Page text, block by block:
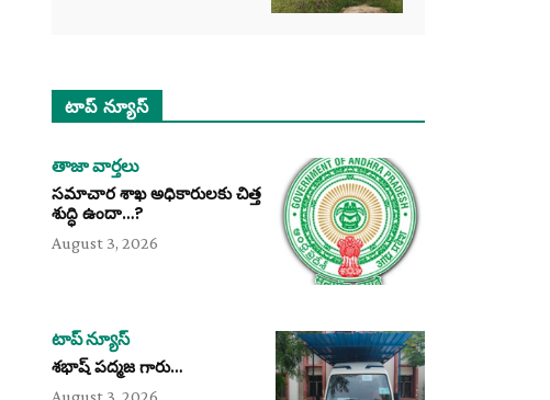
టాప్ న్యూస్
తాజా వార్తలు
సమాచార శాఖ అధికారులకు చిత్త
శుద్ధి ఉందా…?
August 3, 2026
టాప్ న్యూస్
శభాష్ పద్మజ గారు…
August 3, 2026